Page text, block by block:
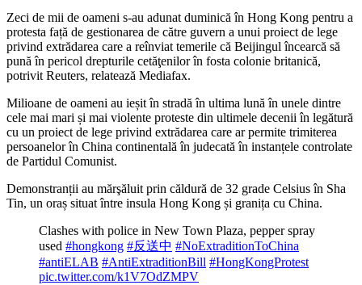
Zeci de mii de oameni s-au adunat duminică în Hong Kong pentru a
protesta față de gestionarea de către guvern a unui proiect de lege
privind extrădarea care a reînviat temerile că Beijingul încearcă să
pună în pericol drepturile cetăţenilor în fosta colonie britanică,
potrivit Reuters, relatează Mediafax.
Milioane de oameni au ieșit în stradă în ultima lună în unele dintre
cele mai mari și mai violente proteste din ultimele decenii în legătură
cu un proiect de lege privind extrădarea care ar permite trimiterea
persoanelor în China continentală în judecată în instanțele controlate
de Partidul Comunist.
Demonstranții au mărşăluit prin căldură de 32 grade Celsius în Sha
Tin, un oraș situat între insula Hong Kong și granița cu China.
Clashes with police in New Town Plaza, pepper spray
used #hongkong #反送中 #NoExtraditionToChina
#antiELAB #AntiExtraditionBill #HongKongProtest
pic.twitter.com/k1V7OdZMPV